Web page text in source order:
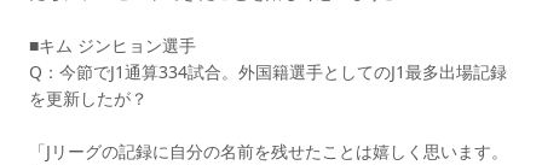
■キム ジンヒョン選手
Q：今節でJ1通算334試合。外国籍選手としてのJ1最多出場記録
を更新したが？
「Jリーグの記録に自分の名前を残せたことは嬉しく思います。